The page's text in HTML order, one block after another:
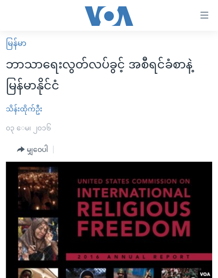
လွယ်ကူ
စေ
သည့်
Link
များ
ပင်မ
ကျော်
ကြည့်
စာမျက်နှာ
မူလစာမျက်နှာ
မြန်မာ
ကမ္ဘာ့သတင်းများ
နိုင်ငံတကာ
အမေရိကန်
အစ္စရေး-ပါလက်စတိုင်း
ဗွီဒီယို
သတင်းလွတ်လပ်ခွင့်
အင်္ဂလိပ်စာလေ့လာမယ်
အမေရိကန်သုံးအီဒီယံ
မကြေးမုံရဲ့ အင်္ဂလိပ်စာ
ရုပ်ရှင်ထဲက အင်္ဂလိပ်စာ
သုတပဒေသာ အင်္ဂလိပ်စာ
အပတ်စဉ်ကဏ္ဍများ
ရေဒီယို
တီဗွီ
ရေဒီယိုနှင့်ရုပ်သံ အချက်အလက်များ
ရေဒီယို/တီဗွီအစီအစဉ်
Learning English
ဗွီအိုအေ လူမှုကွန်ယက်များ
မြန်မာ
ဘာသာရေးလွတ်လပ်ခွင့် အစီရင်ခံစာနဲ့
မြန်မာနိုင်ငံ
သိန်းထိုက်ဦး
၀၃ ေမ၊ ၂၀၁၆
မျှဝေပါ